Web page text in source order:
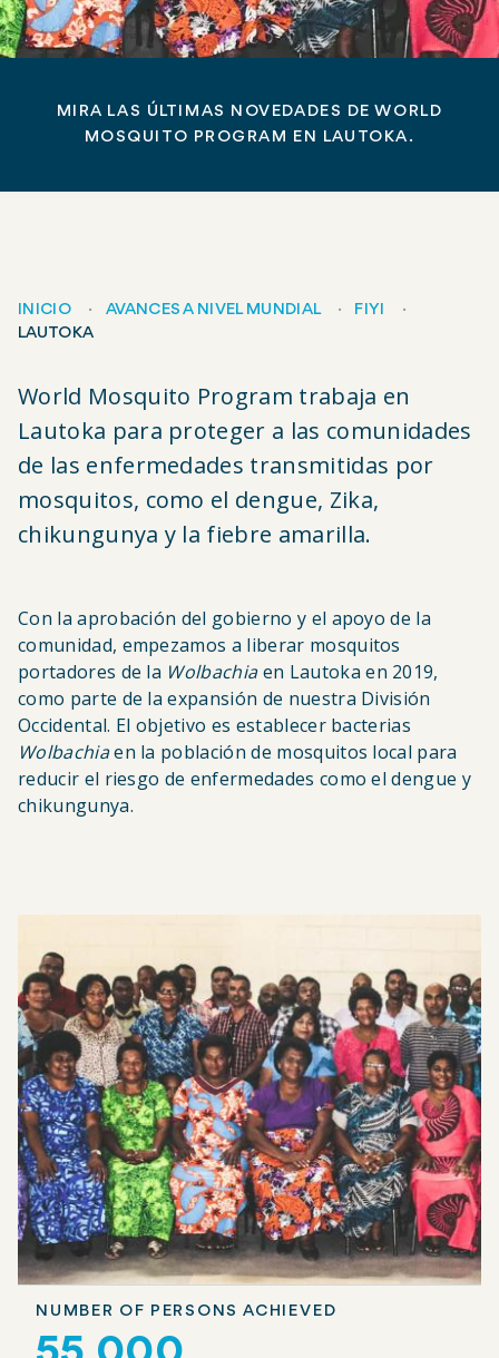
MIRA LAS ÚLTIMAS NOVEDADES DE WORLD
MOSQUITO PROGRAM EN LAUTOKA.
de
pan
INICIO AVANCES A NIVEL MUNDIAL
FIYI
LAUTOKA
World Mosquito Program trabaja en
Lautoka para proteger a las comunidades
de las enfermedades transmitidas por
mosquitos, como el dengue, Zika,
chikungunya y la fiebre amarilla.
Con la aprobación del gobierno y el apoyo de la
comunidad, empezamos a liberar mosquitos
portadores de la Wolbachiaen Lautoka en 2019,
como parte de la expansión de nuestra División
Occidental. El objetivo es establecer bacterias
Wolbachiaen la población de mosquitos local para
reducir el riesgo de enfermedades como el dengue y
chikungunya.
NUMBER OF PERSONS ACHIEVED